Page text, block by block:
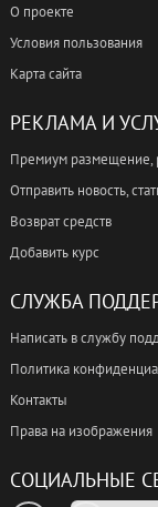
О проекте
Условия пользования
Карта сайта
РЕКЛАМА И
Премиум размещение,
Отправить новость,
Возврат средств
Добавить курс
СЛУЖБА
Написать в службу
Политика
Контакты
Права на изображения
СОЦИАЛЬНЫЕ